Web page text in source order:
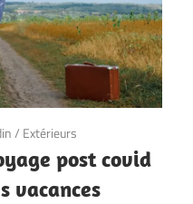
/ Extérieurs
post covid
vacances